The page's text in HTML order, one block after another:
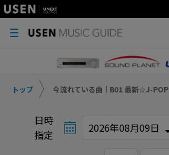
トップ 今流れている曲｜B01 最新☆J-POP
日時
指定